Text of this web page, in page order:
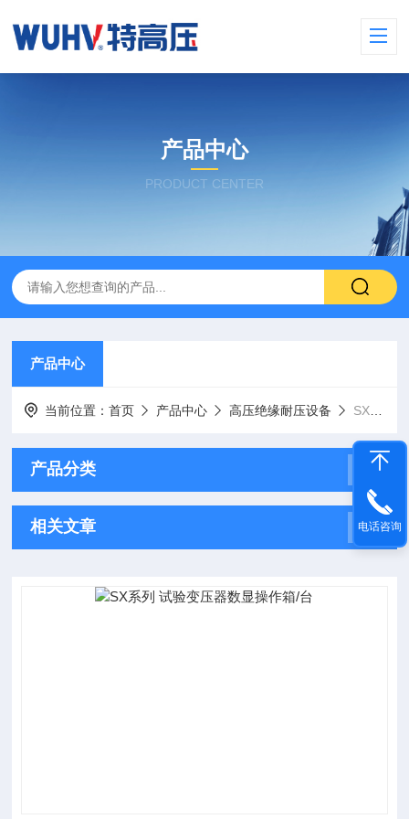
产品中心
PRODUCT CENTER
产品中心
当前位置：首页 产品中心 高压绝缘耐压设备 SX试验变压器操作箱/台
产品分类
相关文章 电话咨询